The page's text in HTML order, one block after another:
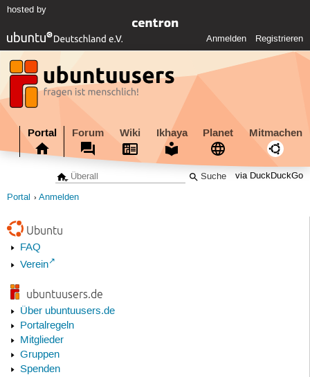
hosted by
Anmelden Registrieren
Portal Forum Wiki Ikhaya Planet Mitmachen
via DuckDuckGo
Portal Anmelden
Ubuntu
FAQ
Verein
ubuntuusers.de
Über ubuntuusers.de
Portalregeln
Mitglieder
Gruppen
Spenden